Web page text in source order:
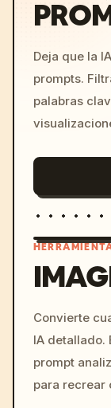
Deja que la
prompts.
palabras
Convierte
IA detallado.
prompt
para recrear